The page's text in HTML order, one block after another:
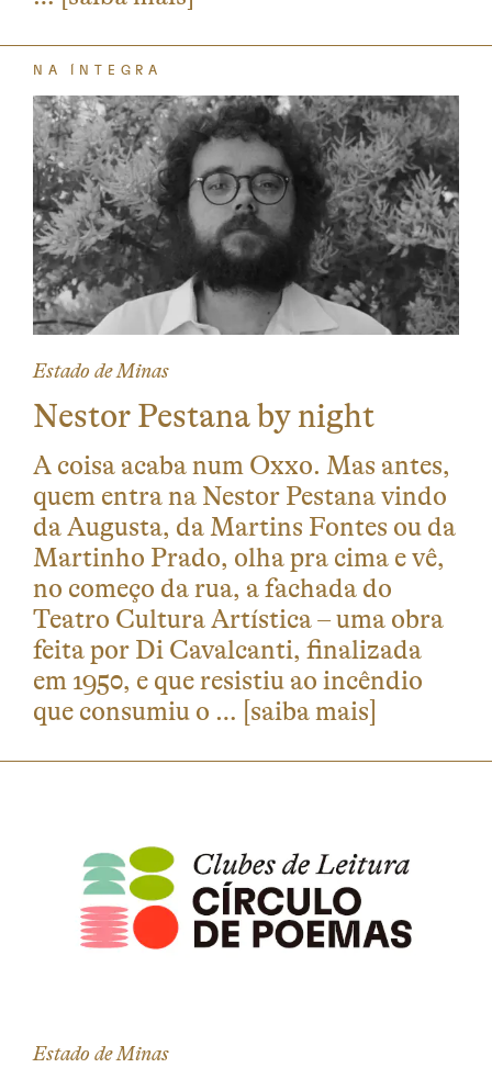
NA ÍNTEGRA
Estado de Minas
Nestor Pestana by night
A coisa acaba num Oxxo. Mas antes,
quem entra na Nestor Pestana vindo
da Augusta, da Martins Fontes ou da
Martinho Prado, olha pra cima e vê,
no começo da rua, a fachada do
Teatro Cultura Artística – uma obra
feita por Di Cavalcanti, finalizada
em 1950, e que resistiu ao incêndio
que consumiu o … [saiba mais]
Estado de Minas